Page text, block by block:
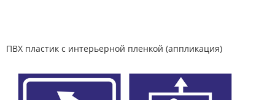
ПВХ пластик с интерьерной пленкой (аппликация)